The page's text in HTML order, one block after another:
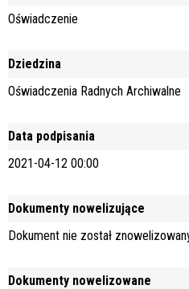
Oświadczenie
Dziedzina
Oświadczenia Radnych Archiwalne
Data podpisania
2021-04-12 00:00
Dokumenty nowelizujące
Dokument nie został
Dokumenty nowelizowane